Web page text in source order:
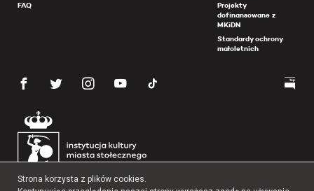
FAQ
Projekty
dofinansowane z
MKiDN
Standardy ochrony
małoletnich
Strona korzysta z plików cookies.